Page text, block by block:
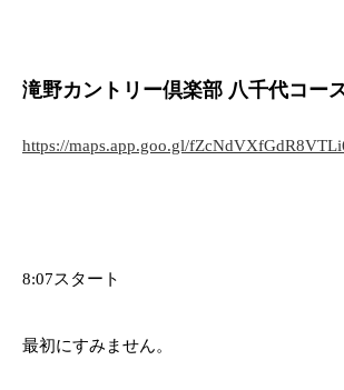
滝野カントリー倶楽部 八千代コー
https://maps.app.goo.gl/
8:07スタート
最初にすみません。